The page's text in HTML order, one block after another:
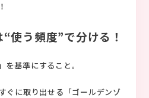
使う頻度”で分ける！
基準にすること。
ぐに取り出せる「ゴールデンゾ